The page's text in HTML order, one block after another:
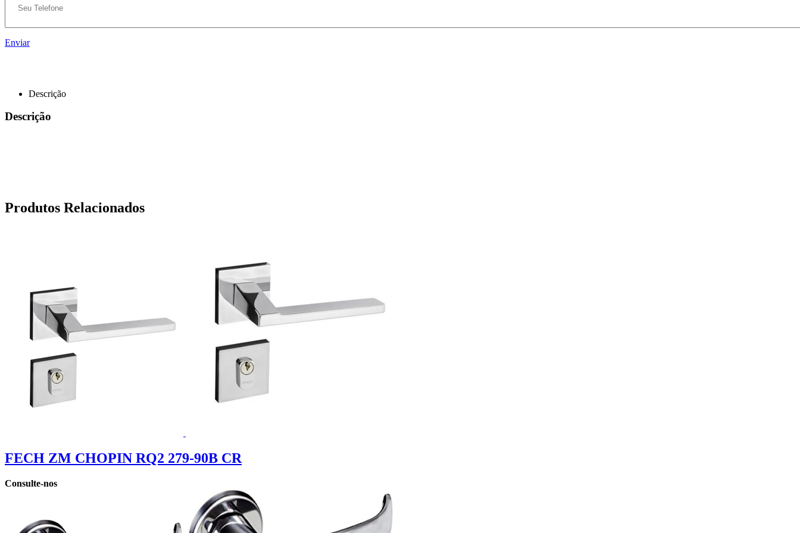
Enviar
Descrição
Descrição
Produtos Relacionados
FECH ZM CHOPIN RQ2 279-90B CR
Consulte-nos